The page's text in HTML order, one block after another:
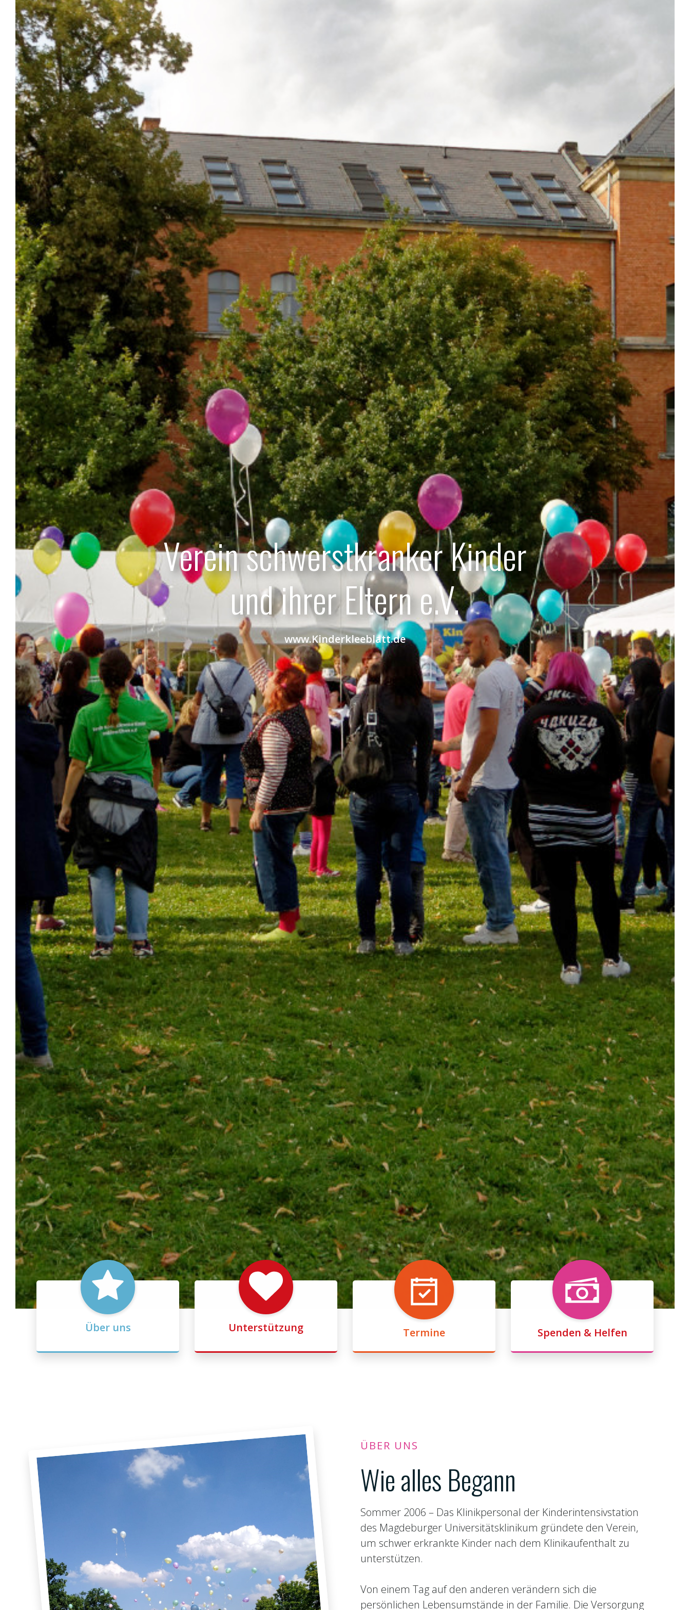
Verein schwerstkranker Kinder
und ihrer Eltern e.V.
www.Kinderkleeblatt.de
Über uns Unterstützung Termine Spenden & Helfen
ÜBER UNS
Wie alles Begann
Sommer 2006 – Das Klinikpersonal der Kinderintensivstation
des Magdeburger Universitätsklinikum gründete den Verein,
um schwer erkrankte Kinder nach dem Klinikaufenthalt zu
unterstützen.
Von einem Tag auf den anderen verändern sich die
persönlichen Lebensumstände in der Familie. Die Versorgung